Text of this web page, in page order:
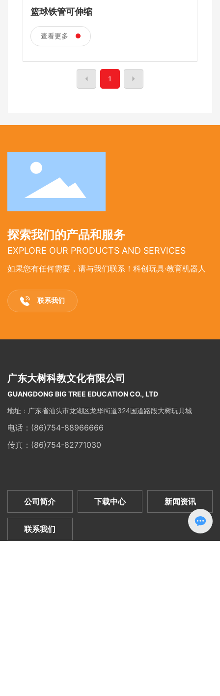
篮球铁管可伸缩
查看更多
1
探索我们的产品和服务
EXPLORE OUR PRODUCTS AND SERVICES
如果您有任何需要，请与我们联系！科创玩具·教育机器人
联系我们
广东大树科教文化有限公司
GUANGDONG BIG TREE EDUCATION CO., LTD
地址：广东省汕头市龙湖区龙华街道324国道路段大树玩具城
电话： (86)754-88966666
传真：(86)754-82771030
公司简介 下载中心 新闻资讯
联系我们